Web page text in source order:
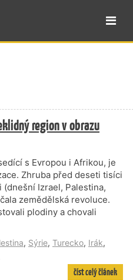
region v obrazu
s Evropou i Afrikou, je
Zhruba před deseti tisíci
Izrael, Palestina,
zemědělská revoluce.
plodiny a chovali
, Sýrie, Turecko, Irák,
číst celý článek